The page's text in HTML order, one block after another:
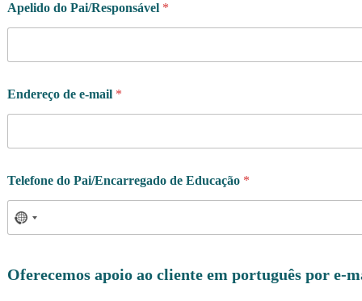
Apelido do Pai/Responsável *
Endereço de e-mail *
Telefone do Pai/Encarregado de Educação *
Oferecemos apoio ao cliente em português por e-